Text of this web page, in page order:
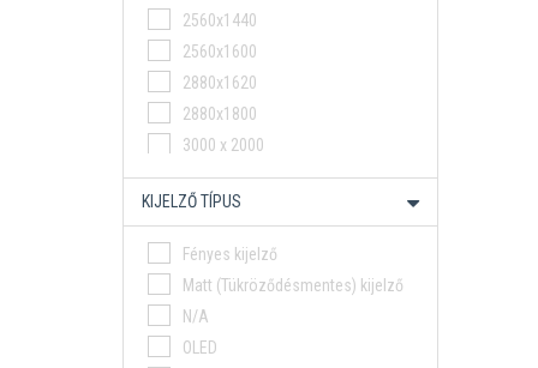
2560x1440
2560x1600
2880x1620
2880x1800
3000 x 2000
3840 x 2400
3072 x 1920
2000x1600
2960 x 1848
KIJELZŐ TÍPUS
Fényes kijelző
Matt (Tükröződésmentes) kijelző
N/A
OLED